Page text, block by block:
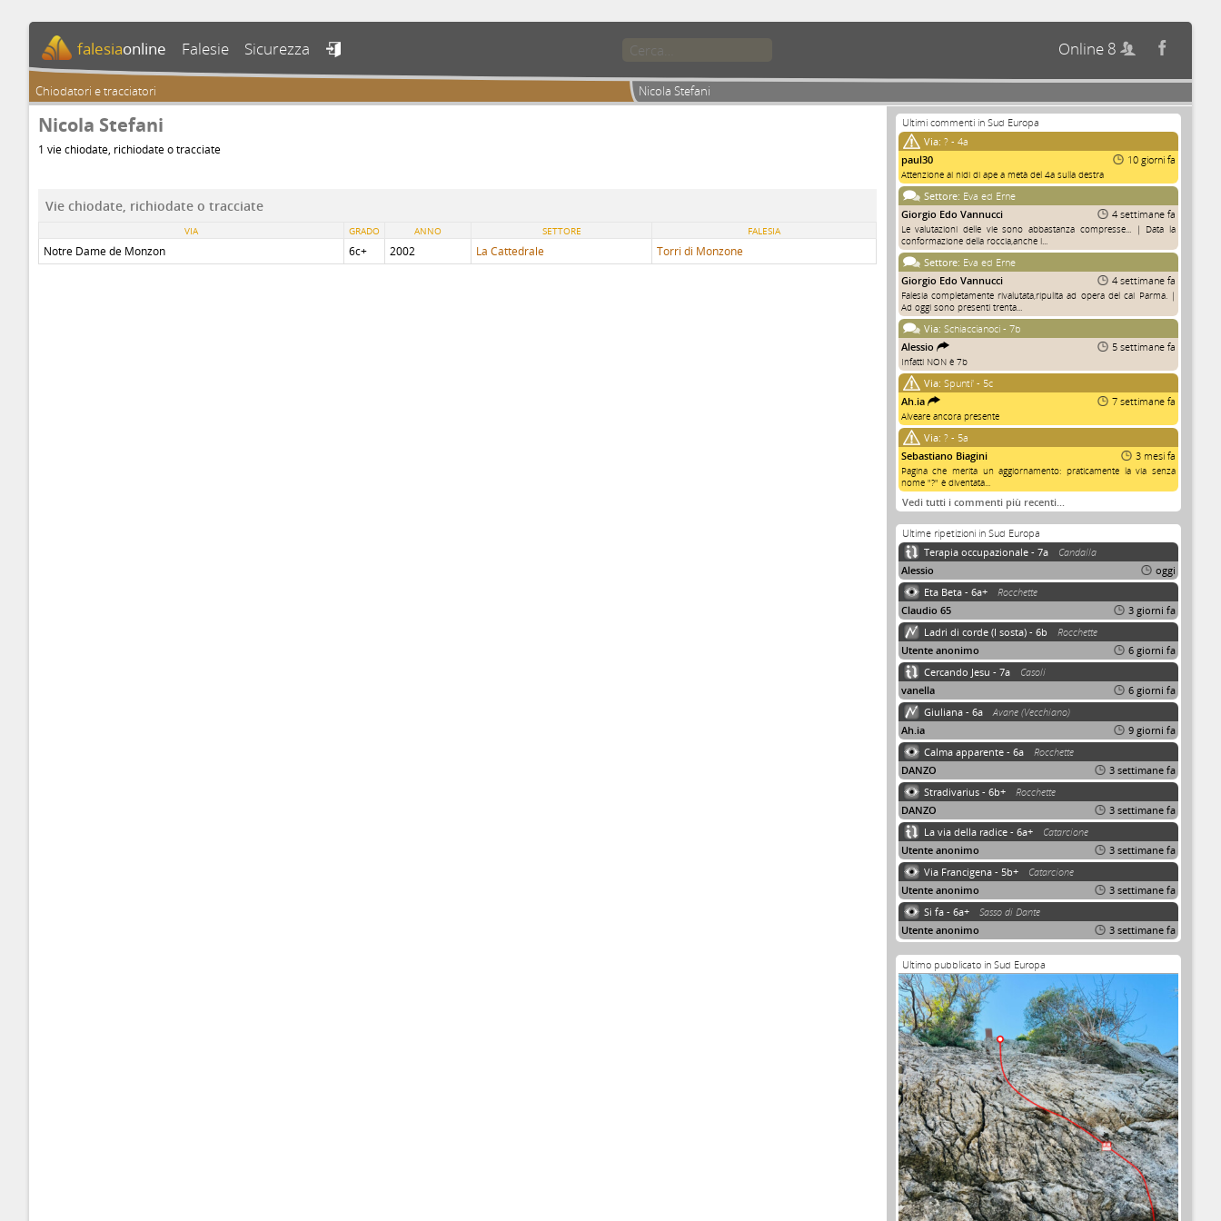
falesiaonline Falesie Sicurezza  Online 8 
Chiodatori e tracciatori Nicola Stefani
Nicola Stefani
1 vie chiodate, richiodate o tracciate
Vie chiodate, richiodate o tracciate
VIA GRADO ANNO SETTORE FALESIA
Notre Dame de Monzon 6c+ 2002 La Cattedrale Torri di Monzone
Ultimi commenti in Sud Europa
Via: ? - 4a
paul30
10 giorni fa
Attenzione ai nidi di ape a metà del 4a sulla destra
Settore: Eva ed Erne
Giorgio Edo Vannucci
4 settimane fa
Le valutazioni delle vie sono abbastanza compresse... | Data la
conformazione della roccia,anche i...
Settore: Eva ed Erne
Giorgio Edo Vannucci
4 settimane fa
Falesia completamente rivalutata,ripulita ad opera del cai Parma. |
Ad oggi sono presenti trenta...
Via: Schiaccianoci - 7b
Alessio
5 settimane fa
Infatti NON è 7b
Via: Spunti' - 5c
Ah.ia
7 settimane fa
Alveare ancora presente
Via: ? - 5a
Sebastiano Biagini
3 mesi fa
Pagina che merita un aggiornamento: praticamente la via senza
nome "?" è diventata...
Vedi tutti i commenti più recenti…
Ultime ripetizioni in Sud Europa
Terapia occupazionale - 7a
Candalla
Alessio
oggi
Eta Beta - 6a+
Rocchette
Claudio 65
3 giorni fa
Ladri di corde (I sosta) - 6b
Rocchette
Utente anonimo
6 giorni fa
Cercando Jesu - 7a
Casoli
vanella
6 giorni fa
Giuliana - 6a
Avane (Vecchiano)
Ah.ia
9 giorni fa
Calma apparente - 6a
Rocchette
DANZO
3 settimane fa
Stradivarius - 6b+
Rocchette
DANZO
3 settimane fa
La via della radice - 6a+
Catarcione
Utente anonimo
3 settimane fa
Via Francigena - 5b+
Catarcione
Utente anonimo
3 settimane fa
Si fa - 6a+
Sasso di Dante
Utente anonimo
3 settimane fa
Ultimo pubblicato in Sud Europa